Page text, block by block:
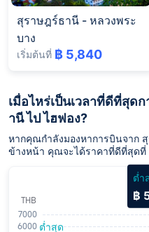
สุราษฎร์ธานี - หลวงพระ
บาง
เริ่มต้นที่ ฿ 5,840
เมื่อไหร่เป็นเวลาที่ดีที่สุด
านี ไป ไฮฟอง?
หากคุณกำลังมองหาการบินจาก
ข้างหน้า คุณจะได้ราคาที่ดีที่สุด
ต่ำ
฿